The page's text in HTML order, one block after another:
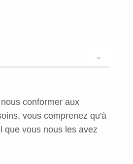
conformer aux
vous comprenez qu'à
que vous nous les avez